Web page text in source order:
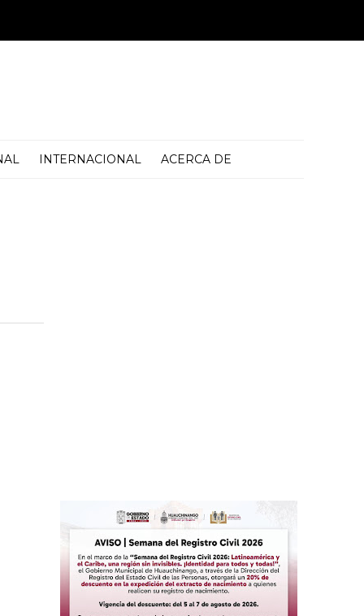
INTERNACIONAL ACERCA DE